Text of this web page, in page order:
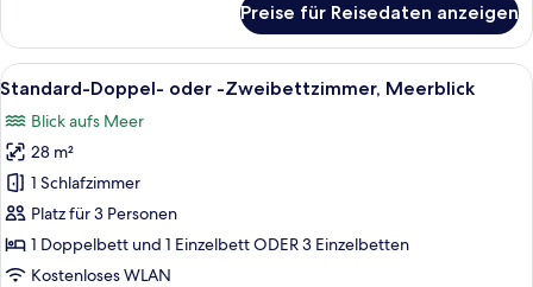
Doppel-
oder
-
Zweibettzimmer,
Stadtblick
Preise für Reisedaten anzeigen
Alle
Fotos
für
Standard-
Doppel-
oder
-
Zweibettzimmer,
Ein Hotelzimmer mit Bett,
5
Standard-Doppel- oder -Zweibettzimmer, Meerblick
Blick aufs Meer
28 m²
1 Schlafzimmer
Platz für 3 Personen
1 Doppelbett und 1 Einzelbett ODER 3 Einzelbetten
Kostenloses WLAN